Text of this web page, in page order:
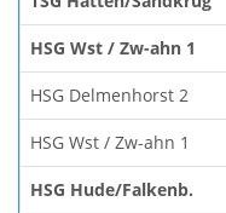
HSG Wst / Zw-ahn 1
HSG Delmenhorst 2
HSG Wst / Zw-ahn 1
HSG Hude/Falkenb.